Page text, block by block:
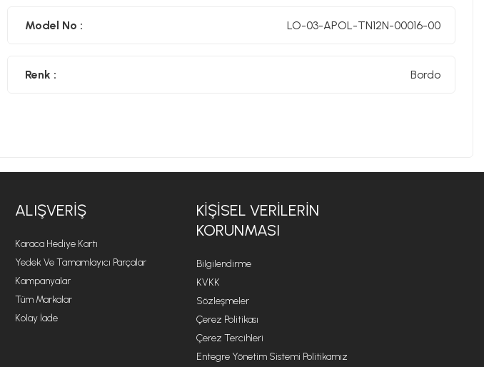
Model No : LO-03-APOL-TN12N-00016-00
Renk : Bordo
ALIŞVERIŞ
Karaca Hediye Kartı
Yedek Ve Tamamlayıcı Parçalar
Kampanyalar
Tüm Markalar
Kolay İade
KIŞISEL VERILERIN
KORUNMASI
Bilgilendirme
KVKK
Sözleşmeler
Çerez Politikası
Çerez Tercihleri
Entegre Yönetim Sistemi Politikamız